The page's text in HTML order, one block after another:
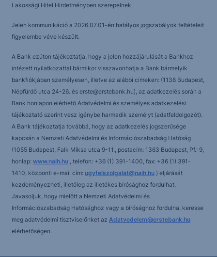
Lakossági Hitel Hirdetményben szerepelnek.
Jelen kommunikáció a 2026.07.01-én hatályos jogszabályok feltételeit
figyelembe véve készült.
A Bank ezúton tájékoztatja, hogy a jelen hozzájárulását a Bankhoz
intézett nyilatkozattal bármikor visszavonhatja a Bank bármelyik
bankfiókjában személyesen, illetve az alábbi címeken: (1138 Budapest,
Népfürdő utca 24-26. és erste@erstebank.hu), az adatkezelés során a
Bank honlapon elérhető Adatvédelmi és személyes adatkezelési
tájékoztató szerint vesz igénybe harmadik személyt (adatfeldolgozót).
A Bank tájékoztatja továbbá, hogy az adatkezelés jogszerűsége
kapcsán a Nemzeti Adatvédelmi és Információszabadság Hatóság
(1055 Budapest, Falk Miksa utca 9-11., postacím: 1363 Budapest, Pf.: 9,
honlap: www.naih.hu , telefon: +36 (1) 391-1400, fax: +36 (1) 391-
1410, központi e-mail cím: ugyfelszolgalat@naih.hu ) eljárását
kezdeményezheti, illetőleg az illetékes bírósághoz fordulhat.
Javasoljuk, hogy mielőtt a Nemzeti Adatvédelmi és
Információszabadság Hatósághoz vagy a bírósághoz fordulna, keresse
meg adatvédelmi tisztviselőnket az Adatvedelem@erstebank.hu
elérhetőségen.